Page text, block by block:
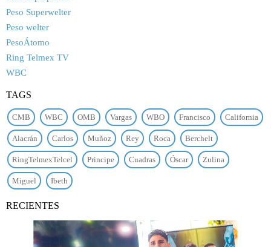
Peso Superwelter
Peso welter
PesoÁtomo
Ring Telmex TV
WBC
TAGS
CMB WBC OMB Vargas WBO Francisco California
Alacrán Carlos Muñoz Rey Roca Berchelt
RingTelmexTelcel Principe Cuadras Óscar Zulina
Miguel Ibeth
RECIENTES